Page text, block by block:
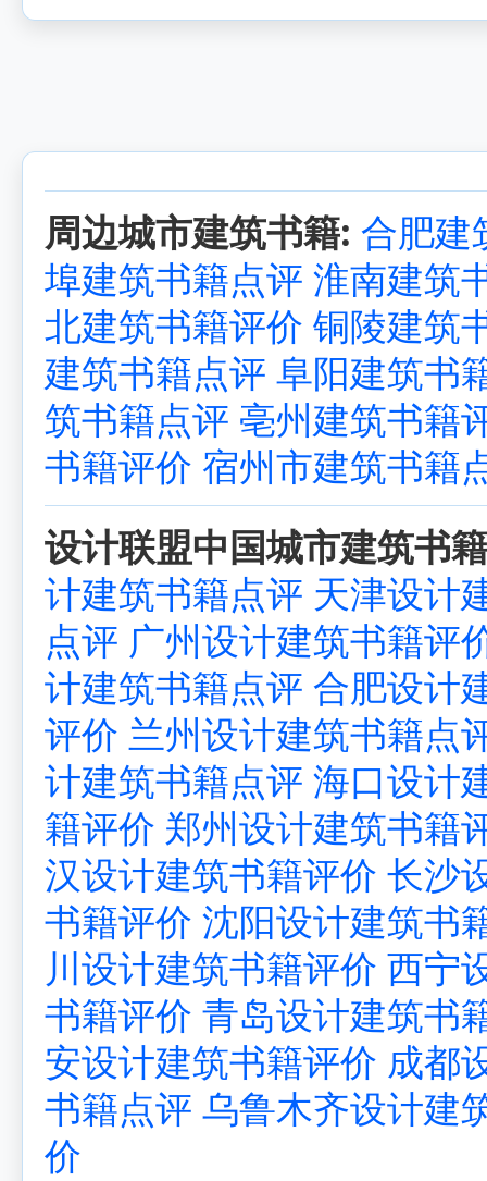
周边城市建筑书籍: 合肥建
埠建筑书籍点评 淮南建筑
北建筑书籍评价 铜陵建筑
建筑书籍点评 阜阳建筑书
筑书籍点评 亳州建筑书籍
书籍评价 宿州市建筑书籍
设计联盟中国城市建筑书
计建筑书籍点评 天津设计
点评 广州设计建筑书籍评
计建筑书籍点评 合肥设计
评价 兰州设计建筑书籍点
计建筑书籍点评 海口设计
籍评价 郑州设计建筑书籍
汉设计建筑书籍评价 长沙
书籍评价 沈阳设计建筑书
川设计建筑书籍评价 西宁
书籍评价 青岛设计建筑书
安设计建筑书籍评价 成都
书籍点评 乌鲁木齐设计建
价